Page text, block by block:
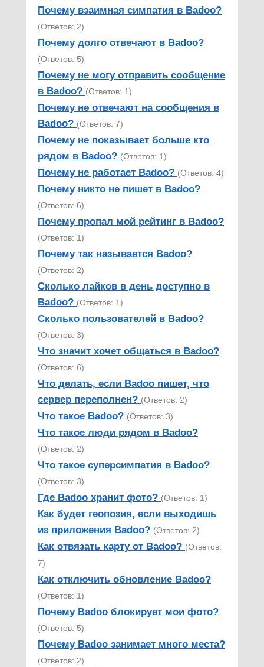
Почему взаимная симпатия в Badoo?
(Ответов: 2)
Почему долго отвечают в Badoo?
(Ответов: 5)
Почему не могу отправить сообщение
в Badoo? (Ответов: 1)
Почему не отвечают на сообщения в
Badoo? (Ответов: 7)
Почему не показывает больше кто
рядом в Badoo? (Ответов: 1)
Почему не работает Badoo? (Ответов: 4)
Почему никто не пишет в Badoo?
(Ответов: 6)
Почему пропал мой рейтинг в Badoo?
(Ответов: 1)
Почему так называется Badoo?
(Ответов: 2)
Сколько лайков в день доступно в
Badoo? (Ответов: 1)
Сколько пользователей в Badoo?
(Ответов: 3)
Что значит хочет общаться в Badoo?
(Ответов: 6)
Что делать, если Badoo пишет, что
сервер переполнен? (Ответов: 2)
Что такое Badoo? (Ответов: 3)
Что такое люди рядом в Badoo?
(Ответов: 2)
Что такое суперсимпатия в Badoo?
(Ответов: 3)
Где Badoo хранит фото? (Ответов: 1)
Как будет геопозия, если выходишь
из приложения Badoo? (Ответов: 2)
Как отвязать карту от Badoo? (Ответов:
7)
Как отключить обновление Badoo?
(Ответов: 1)
Почему Badoo блокирует мои фото?
(Ответов: 5)
Почему Badoo занимает много места?
(Ответов: 2)